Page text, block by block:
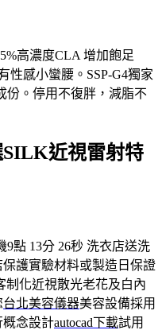
高濃度CLA 增加飽足
性感小蠻腰。SSP-G4獨家
份。停用不復胖，減脂不
SILK近視雷射特
9點 13分 26秒 洗衣店送洗
保護實驗材料或製造日保證
制化近視散光老花及白內
台北美容儀器美容設備採用
概念設計autocad下載試用